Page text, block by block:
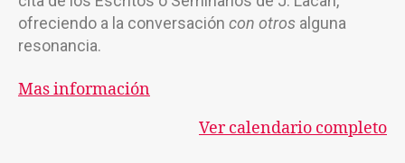
ofreciendo a la conversación con otros alguna
resonancia.
Mas información
Ver calendario completo